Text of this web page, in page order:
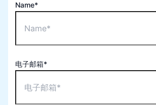
Name*
电子邮箱*